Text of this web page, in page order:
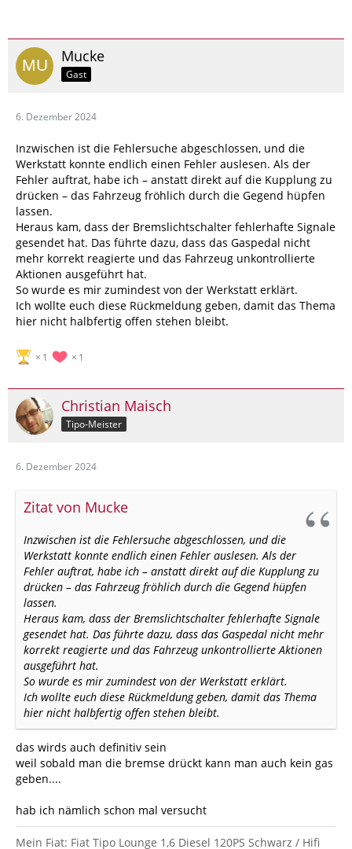
Mucke
Gast
6. Dezember 2024
Inzwischen ist die Fehlersuche abgeschlossen, und die
Werkstatt konnte endlich einen Fehler auslesen. Als der
Fehler auftrat, habe ich – anstatt direkt auf die Kupplung zu
drücken – das Fahrzeug fröhlich durch die Gegend hüpfen
lassen.
Heraus kam, dass der Bremslichtschalter fehlerhafte Signale
gesendet hat. Das führte dazu, dass das Gaspedal nicht
mehr korrekt reagierte und das Fahrzeug unkontrollierte
Aktionen ausgeführt hat.
So wurde es mir zumindest von der Werkstatt erklärt.
Ich wollte euch diese Rückmeldung geben, damit das Thema
hier nicht halbfertig offen stehen bleibt.
1 1
Christian Maisch
Tipo-Meister
6. Dezember 2024
Zitat von Mucke
Inzwischen ist die Fehlersuche abgeschlossen, und die
Werkstatt konnte endlich einen Fehler auslesen. Als der
Fehler auftrat, habe ich – anstatt direkt auf die Kupplung zu
drücken – das Fahrzeug fröhlich durch die Gegend hüpfen
lassen.
Heraus kam, dass der Bremslichtschalter fehlerhafte Signale
gesendet hat. Das führte dazu, dass das Gaspedal nicht mehr
korrekt reagierte und das Fahrzeug unkontrollierte Aktionen
ausgeführt hat.
So wurde es mir zumindest von der Werkstatt erklärt.
Ich wollte euch diese Rückmeldung geben, damit das Thema
hier nicht halbfertig offen stehen bleibt.
das wirds auch definitiv sein
weil sobald man die bremse drückt kann man auch kein gas
geben....
hab ich nämlich schon mal versucht
Mein Fiat: Fiat Tipo Lounge 1,6 Diesel 120PS Schwarz / Hifi